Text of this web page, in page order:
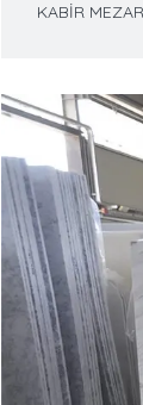
KABİR MEZAR